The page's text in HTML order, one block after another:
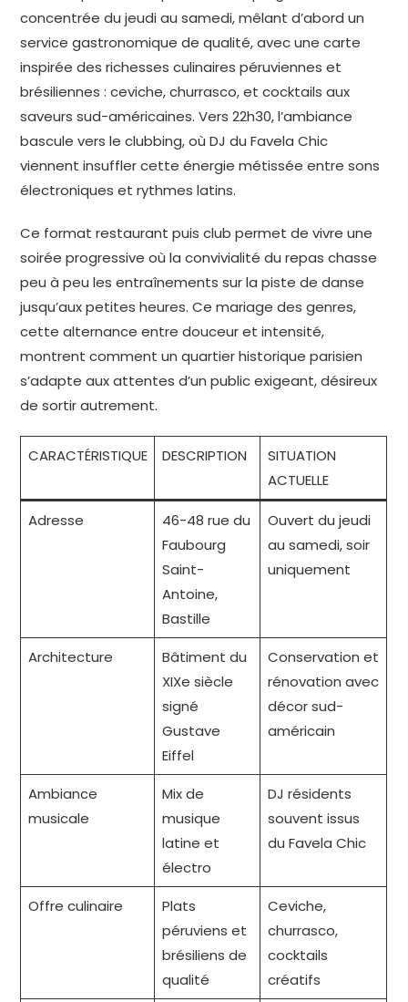
concentrée du jeudi au samedi, mêlant d’abord un
service gastronomique de qualité, avec une carte
inspirée des richesses culinaires péruviennes et
brésiliennes : ceviche, churrasco, et cocktails aux
saveurs sud-américaines. Vers 22h30, l’ambiance
bascule vers le clubbing, où DJ du Favela Chic
viennent insuffler cette énergie métissée entre sons
électroniques et rythmes latins.
Ce format restaurant puis club permet de vivre une
soirée progressive où la convivialité du repas chasse
peu à peu les entraînements sur la piste de danse
jusqu’aux petites heures. Ce mariage des genres,
cette alternance entre douceur et intensité,
montrent comment un quartier historique parisien
s’adapte aux attentes d’un public exigeant, désireux
de sortir autrement.
CARACTÉRISTIQUE DESCRIPTION
SITUATION
ACTUELLE
Adresse
46-48 rue du
Faubourg
Saint-
Antoine,
Bastille
Ouvert du jeudi
au samedi, soir
uniquement
Architecture
Bâtiment du
XIXe siècle
signé
Gustave
Eiffel
Conservation et
rénovation avec
décor sud-
américain
Ambiance
musicale
Mix de
musique
latine et
électro
DJ résidents
souvent issus
du Favela Chic
Offre culinaire
Plats
péruviens et
brésiliens de
qualité
Ceviche,
churrasco,
cocktails
créatifs